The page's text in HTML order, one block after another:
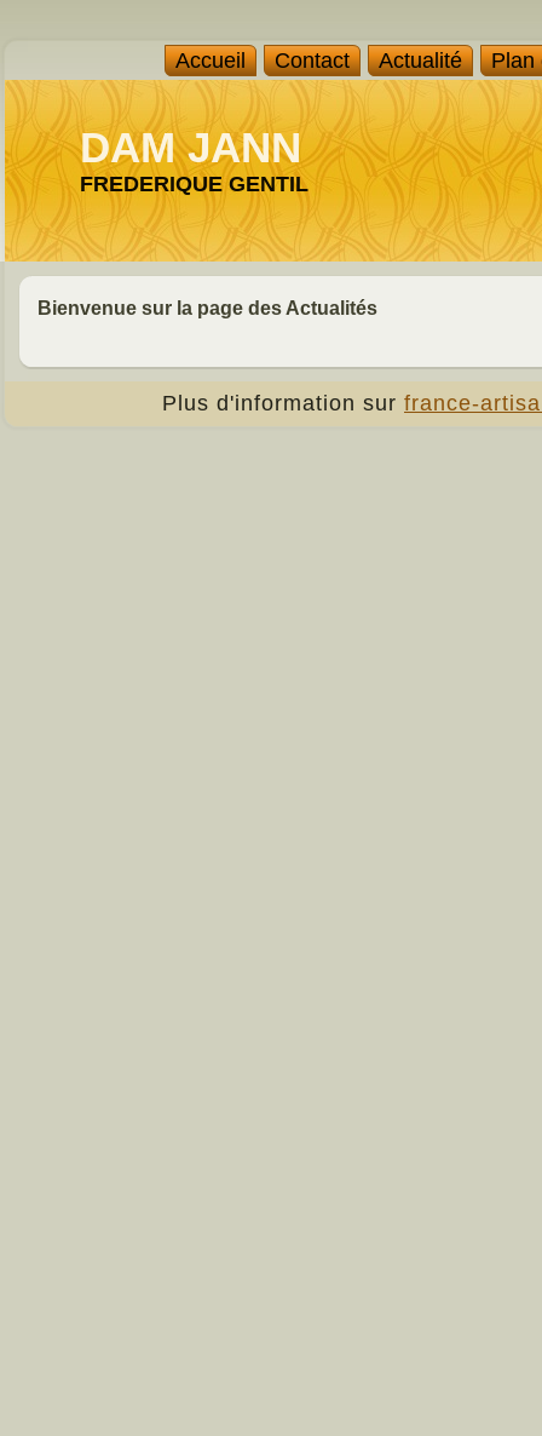
Accueil Contact Actualité Plan
DAM JANN
FREDERIQUE GENTIL
Bienvenue sur la page des Actualités
Plus d'information sur france-